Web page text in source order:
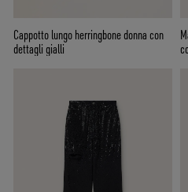
Cappotto lungo herringbone donna con
dettagli gialli